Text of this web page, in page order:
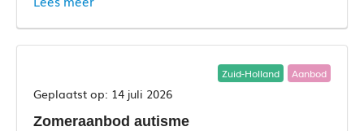
Zuid-Holland Aanbod
14 juli 2026
Zomeraanbod autisme